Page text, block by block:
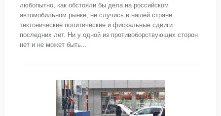
любопытно, как обстояли бы дела на российском
автомобильном рынке, не случись в нашей стране
тектонические политические и фискальные сдвиги
последних лет. Ни у одной из противоборствующих сторон
нет и не может быть...